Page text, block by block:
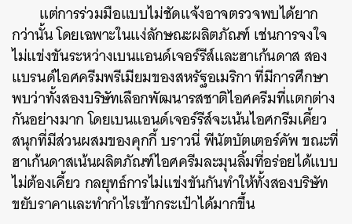
แต่การร่วมมือแบบไม่ชัดแจ้งอาจตรวจพบได้ยาก
กว่านั้น โดยเฉพาะในแง่ลักษณะผลิตภัณฑ์ เช่นการจงใจ
ไม่แข่งขันระหว่างเบนแอนด์เจอร์รีส์และฮาเก้นดาส สอง
แบรนด์ไอศครีมพรีเมียมของสหรัฐอเมริกา ที่มีการศึกษา
พบว่าทั้งสองบริษัทเลือกพัฒนารสชาติไอศครีมที่แตกต่าง
กันอย่างมาก โดยเบนแอนด์เจอร์รีส์จะเน้นไอศกรีมเคี้ยว
สนุกที่มีส่วนผสมของคุกกี้ บราวนี่ พีนัตบัตเตอร์คัพ ขณะที่
ฮาเก้นดาสเน้นผลิตภัณฑ์ไอศครีมละมุนลิ้มที่อร่อยได้แบบ
ไม่ต้องเคี้ยว กลยุทธ์การไม่แข่งขันกันทำให้ทั้งสองบริษัท
ขยับราคาและทำกำไรเข้ากระเป๋าได้มากขึ้น